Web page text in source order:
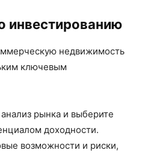
инвестированию
недвижимость
ключевым
рынка и выберите
доходности.
возможности и риски,